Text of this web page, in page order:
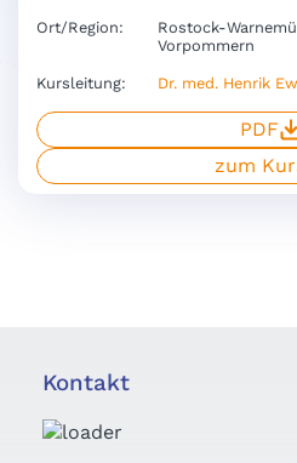
Ort/Region:
Rostock-
Vorpommern
Kursleitung: Dr. med. Henrik
PDF
zum
Kontakt